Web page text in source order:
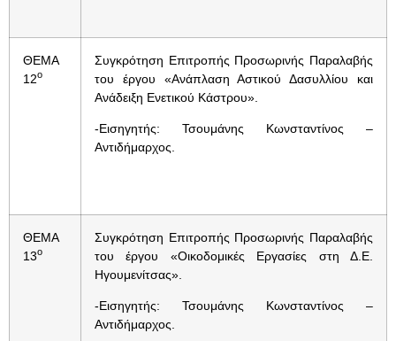
ΘΕΜΑ
12ο
Συγκρότηση Επιτροπής Προσωρινής Παραλαβής
του έργου «Ανάπλαση Αστικού Δασυλλίου και
Ανάδειξη Ενετικού Κάστρου».
-Εισηγητής: Τσουμάνης Κωνσταντίνος –
Αντιδήμαρχος.
ΘΕΜΑ
13ο
Συγκρότηση Επιτροπής Προσωρινής Παραλαβής
του έργου «Οικοδομικές Εργασίες στη Δ.Ε.
Ηγουμενίτσας».
-Εισηγητής: Τσουμάνης Κωνσταντίνος –
Αντιδήμαρχος.